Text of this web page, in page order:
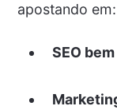
apostando em:
SEO